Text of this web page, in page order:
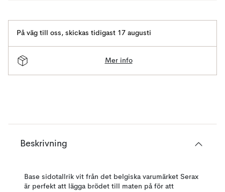
På väg till oss, skickas tidigast 17 augusti
Mer info
Beskrivning
Base sidotallrik vit från det belgiska varumärket Serax
är perfekt att lägga brödet till maten på för att